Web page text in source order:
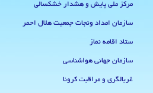
مرکز ملی پایش و هشدار خشکسالی
سازمان امداد ونجات جمعیت هلال احمر
ستاد اقامه نماز
سازمان جهانی هواشناسی
غربالگری و مراقبت کرونا